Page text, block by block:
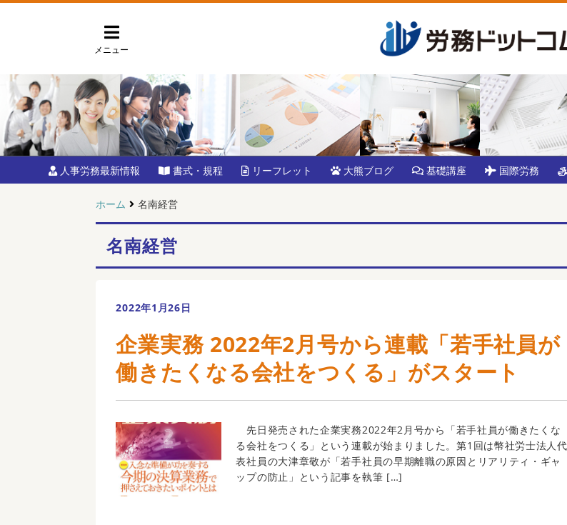
メニュー
人事労務最新情報 書式・規程 リーフレット 大熊ブログ 基礎講座 国際労務
ホーム 名南経営
名南経営
2022年1月26日
企業実務 2022年2月号から連載「若手社員が
働きたくなる会社をつくる」がスタート
先日発売された企業実務2022年2月号から「若手社員が働きたくな
る会社をつくる」という連載が始まりました。第1回は幣社労士法人代
表社員の大津章敬が「若手社員の早期離職の原因とリアリティ・ギャ
ップの防止」という記事を執筆 […]